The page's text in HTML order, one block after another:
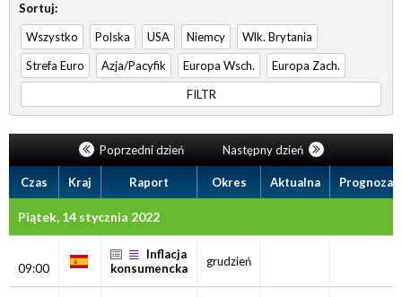
Sortuj:
Wszystko
Polska USA Niemcy
Wlk. Brytania
Strefa Euro
Azja/Pacyfik Europa Wsch.
Europa Zach.
FILTR
Poprzedni dzień Następny dzień
Czas Kraj Raport Okres Aktualna Prognoza
Piątek, 14 stycznia 2022
09:00
Inflacja
konsumencka
grudzień